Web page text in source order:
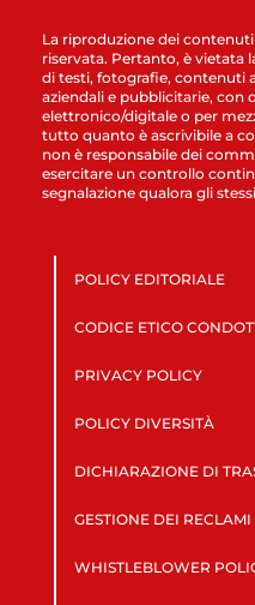
La riproduzione dei
riservata. Pertanto, è vietata
di testi, fotografie, contenuti
aziendali e pubblicitarie, con
elettronico/digitale o per
tutto quanto è ascrivibile a
non è responsabile dei
esercitare un controllo
segnalazione qualora gli
POLICY EDITORIALE
CODICE ETICO
PRIVACY POLICY
POLICY DIVERSITÀ
DICHIARAZIONE DI
GESTIONE DEI RECLAMI
WHISTLEBLOWER